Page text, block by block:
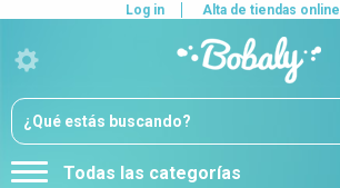
Todas las categorías
Log in Alta de tiendas online